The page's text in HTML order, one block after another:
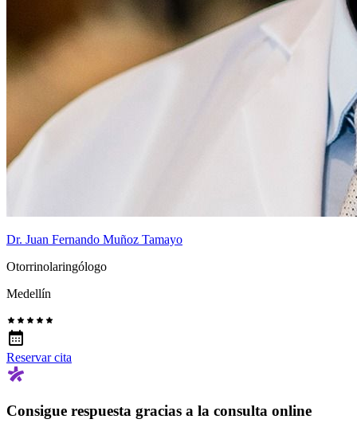
Dr. Juan Fernando Muñoz Tamayo
Otorrinolaringólogo
Medellín
Reservar cita
Consigue respuesta gracias a la consulta online